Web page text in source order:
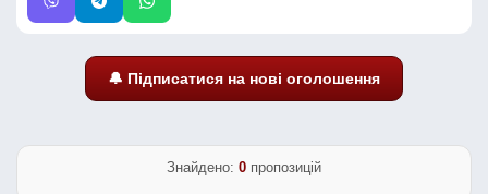
🔔 Підписатися на нові оголошення
Знайдено: 0 пропозицій